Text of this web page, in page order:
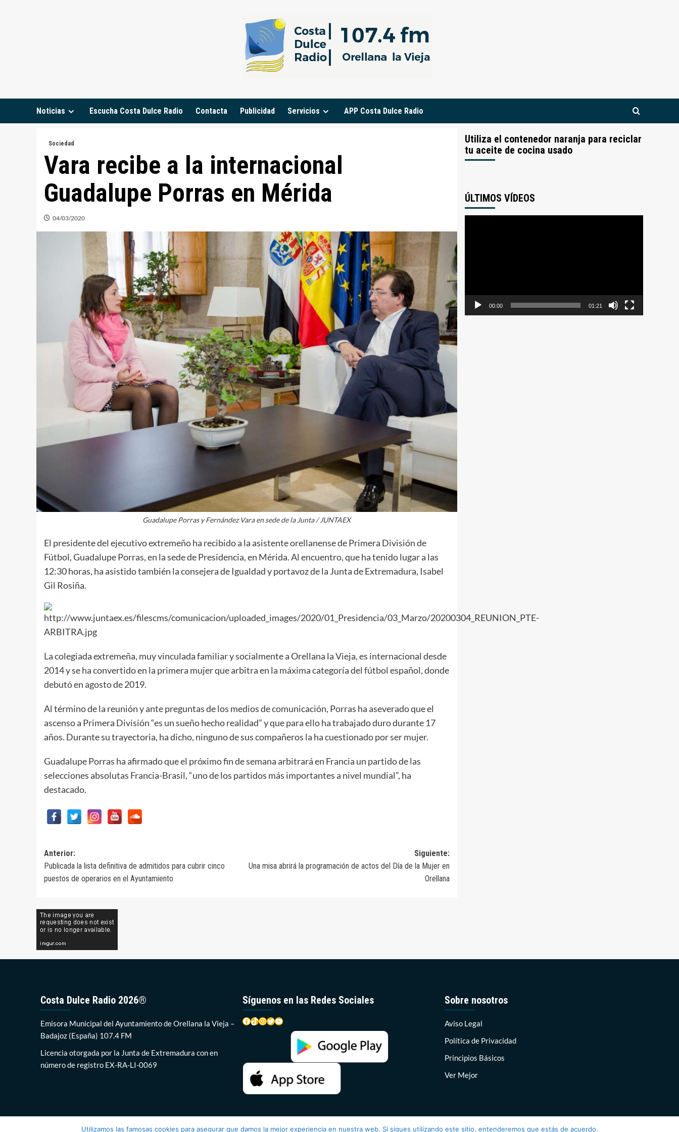
Noticias Escucha Costa Dulce Radio Contacta Publicidad Servicios APP Costa Dulce Radio
Sociedad
Vara recibe a la internacional
Guadalupe Porras en Mérida
04/03/2020
Guadalupe Porras y Fernández Vara en sede de la Junta / JUNTAEX
El presidente del ejecutivo extremeño ha recibido a la asistente orellanense de Primera División de
Fútbol, Guadalupe Porras, en la sede de Presidencia, en Mérida. Al encuentro, que ha tenido lugar a las
12:30 horas, ha asistido también la consejera de Igualdad y portavoz de la Junta de Extremadura, Isabel
Gil Rosiña.
La colegiada extremeña, muy vinculada familiar y socialmente a Orellana la Vieja, es internacional desde
2014 y se ha convertido en la primera mujer que arbitra en la máxima categoría del fútbol español, donde
debutó en agosto de 2019.
Al término de la reunión y ante preguntas de los medios de comunicación, Porras ha aseverado que el
ascenso a Primera División “es un sueño hecho realidad” y que para ello ha trabajado duro durante 17
años. Durante su trayectoria, ha dicho, ninguno de sus compañeros la ha cuestionado por ser mujer.
Guadalupe Porras ha afirmado que el próximo fin de semana arbitrará en Francia un partido de las
selecciones absolutas Francia-Brasil, “uno de los partidos más importantes a nivel mundial”, ha
destacado.
Navegación
de
entradas
Anterior:
Publicada la lista definitiva de admitidos para cubrir cinco
puestos de operarios en el Ayuntamiento
Siguiente:
Una misa abrirá la programación de actos del Día de la Mujer en
Orellana
Utiliza el contenedor naranja para reciclar
tu aceite de cocina usado
ÚLTIMOS VÍDEOS
00:00 01:21
Costa Dulce Radio 2026®
Emisora Municipal del Ayuntamiento de Orellana la Vieja –
Badajoz (España) 107.4 FM
Licencia otorgada por la Junta de Extremadura con en
número de registro EX-RA-LI-0069
Síguenos en las Redes Sociales
Facebook
TikTok
Instagram
Twitter
YouTube
Sobre nosotros
Aviso Legal
Política de Privacidad
Principios Básicos
Ver Mejor
Utilizamos las famosas cookies para asegurar que damos la mejor experiencia en nuestra web. Si sigues utilizando este sitio, entenderemos que estás de acuerdo.